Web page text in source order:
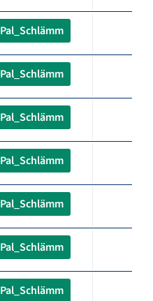
Pal_Schlämm
Pal_Schlämm
Pal_Schlämm
Pal_Schlämm
Pal_Schlämm
Pal_Schlämm
Pal_Schlämm